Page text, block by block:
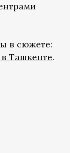
в сюжете:
Ташкенте.